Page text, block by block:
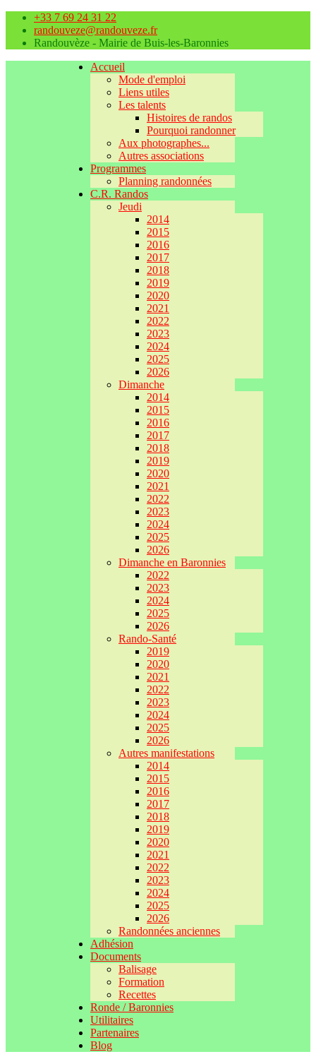
+33 7 69 24 31 22
randouveze@randouveze.fr
Randouvèze - Mairie de Buis-les-Baronnies
Accueil
Mode d'emploi
Liens utiles
Les talents
Histoires de randos
Pourquoi randonner
Aux photographes...
Autres associations
Programmes
Planning randonnées
C.R. Randos
Jeudi
2014
2015
2016
2017
2018
2019
2020
2021
2022
2023
2024
2025
2026
Dimanche
2014
2015
2016
2017
2018
2019
2020
2021
2022
2023
2024
2025
2026
Dimanche en Baronnies
2022
2023
2024
2025
2026
Rando-Santé
2019
2020
2021
2022
2023
2024
2025
2026
Autres manifestations
2014
2015
2016
2017
2018
2019
2020
2021
2022
2023
2024
2025
2026
Randonnées anciennes
Adhésion
Documents
Balisage
Formation
Recettes
Ronde / Baronnies
Utilitaires
Partenaires
Blog